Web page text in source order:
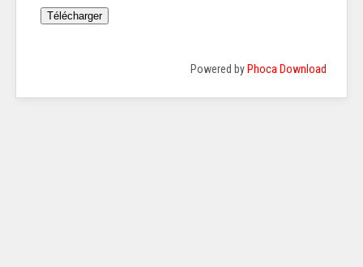
Powered by Phoca Download